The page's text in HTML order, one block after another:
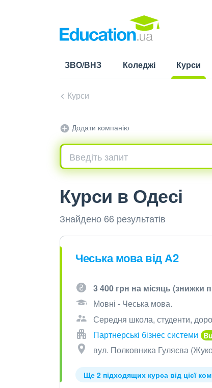
ЗВО/ВНЗ Коледжі
Курси
Курси
Додати компанію
Курси в Одесі
Знайдено 66 результатів
Чеська мова від А2
3 400 грн на місяць (знижки
Мовні - Чеська мова.
Середня школа, студенти,
Партнерські бізнес системи
вул. Полковника Гуляєва
Ще 2 підходящих курса від цієї